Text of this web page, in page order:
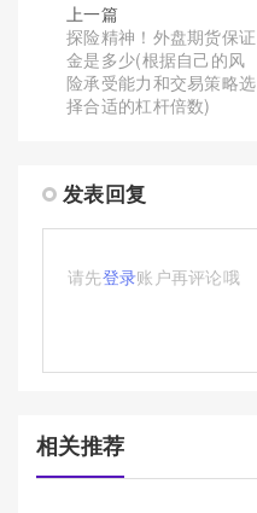
上一篇
探险精神！外盘期货保证
金是多少(根据自己的风
险承受能力和交易策略选
择合适的杠杆倍数)
发表回复
请先登录账户再评论哦
相关推荐